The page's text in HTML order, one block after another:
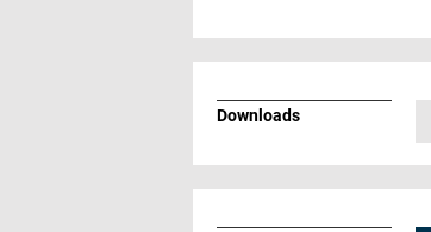
Downloads